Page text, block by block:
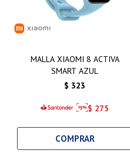
MALLA XIAOMI 8 ACTIVA
SMART AZUL
$ 323
$ 275